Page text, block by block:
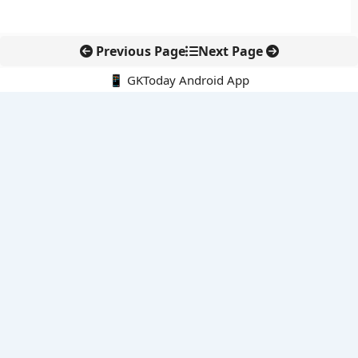
Previous Page Next Page
📱 GKToday Android App